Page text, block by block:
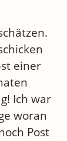
einer
Ich war
woran
Post